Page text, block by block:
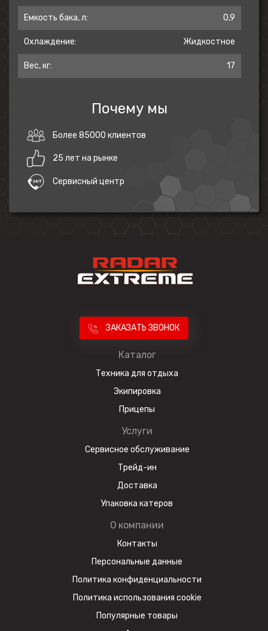
Емкость бака, л: 0,9
Охлаждение: Жидкостное
Вес, кг: 17
Почему мы
Более 85000 клиентов
25 лет на рынке
Сервисный центр
ЗАКАЗАТЬ ЗВОНОК
Каталог
Техника для отдыха
Экипировка
Прицепы
Услуги
Сервисное обслуживание
Трейд-ин
Доставка
Упаковка катеров
О компании
Контакты
Персональные данные
Политика конфиденциальности
Политика использования cookie
Популярные товары